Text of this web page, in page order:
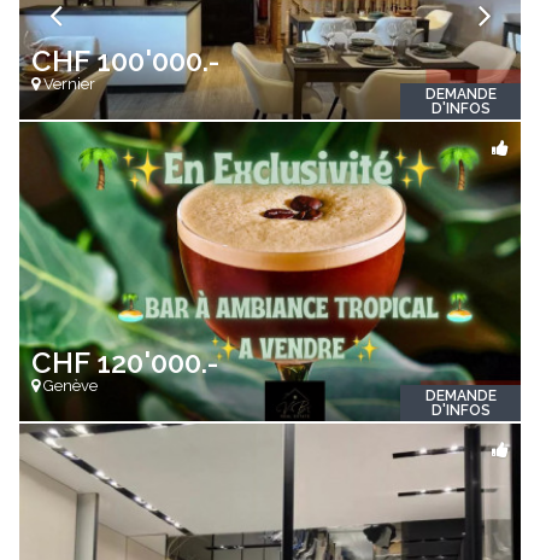
CHF 100'000.-
Vernier
DEMANDE
D'INFOS
CHF 120'000.-
Genève
DEMANDE
D'INFOS